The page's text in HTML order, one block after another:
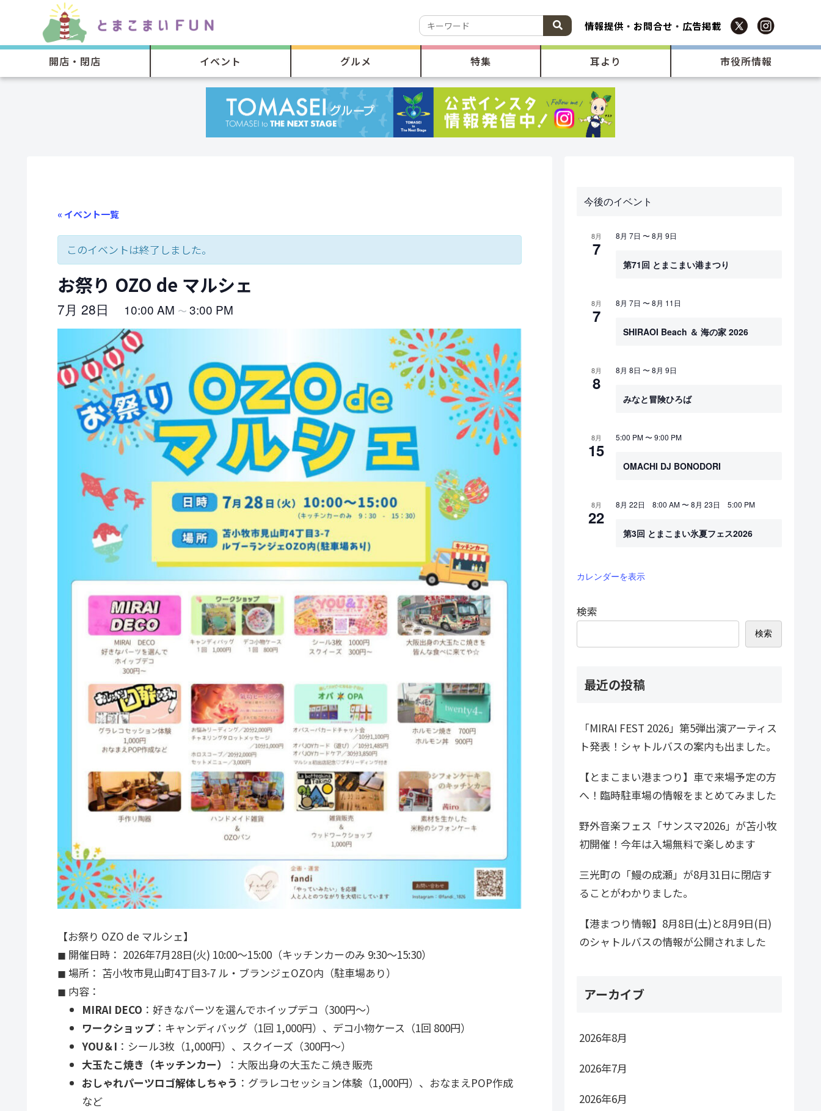
情報提供 ・ お問合せ ・ 広告掲載
開店・閉店 イベント グルメ 特集 耳より 市役所情報
« イベント一覧
このイベントは終了しました。
お祭り OZO de マルシェ
7月 28日 10:00 AM 〜 3:00 PM
【お祭り OZO de マルシェ】
◼︎ 開催日時： 2026年7月28日(火) 10:00～15:00（キッチンカーのみ 9:30～15:30）
◼︎ 場所： 苫小牧市見山町4丁目3-7 ル・ブランジェOZO内（駐車場あり）
◼︎ 内容：
MIRAI DECO ：好きなパーツを選んでホイップデコ（300円〜）
ワークショップ ：キャンディバッグ（1回 1,000円）、デコ小物ケース（1回 800円）
YOU＆I ：シール3枚（1,000円）、スクイーズ（300円〜）
大玉たこ焼き（キッチンカー）
：大阪出身の大玉たこ焼き販売
おしゃれパーツロゴ解体しちゃう ：グラレコセッション体験（1,000円）、おなまえPOP作成
など
今後のイベント
8月
7
8月 7日 〜8月 9日
第71回 とまこまい港まつり
8月
7
8月 7日 〜8月 11日
SHIRAOI Beach ＆ 海の家 2026
8月
8
8月 8日 〜8月 9日
みなと冒険ひろば
8月
15
5:00 PM〜9:00 PM
OMACHI DJ BONODORI
8月
22
8月 22日 8:00 AM〜8月 23日 5:00 PM
第3回 とまこまい氷夏フェス2026
カレンダーを表示
検索
検索
最近の投稿
「MIRAI FEST 2026」第5弾出演アーティス
ト発表！シャトルバスの案内も出ました。
【とまこまい港まつり】車で来場予定の方
へ！臨時駐車場の情報をまとめてみました
野外音楽フェス「サンスマ2026」が苫小牧
初開催！今年は入場無料で楽しめます
三光町の「鰻の成瀬」が8月31日に閉店す
ることがわかりました。
【港まつり情報】8月8日(土)と8月9日(日)
のシャトルバスの情報が公開されました
アーカイブ
2026年8月
2026年7月
2026年6月